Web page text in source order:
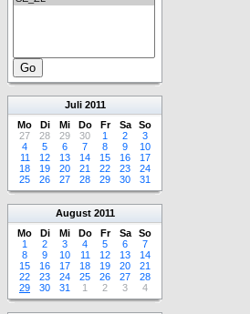
Juli 2011
Mo
Di Mi Do Fr Sa
So
27
28 29 30 1 2
3
4
5 6 7 8 9
10
11
12 13 14 15 16
17
18
19 20 21 22 23
24
25
26 27 28 29 30 31
August 2011
Mo
Di Mi Do Fr Sa
So
1
2 3 4 5 6
7
8
9 10 11 12 13
14
15
16 17 18 19 20
21
22
23 24 25 26 27
28
29
30 31 1 2 3 4